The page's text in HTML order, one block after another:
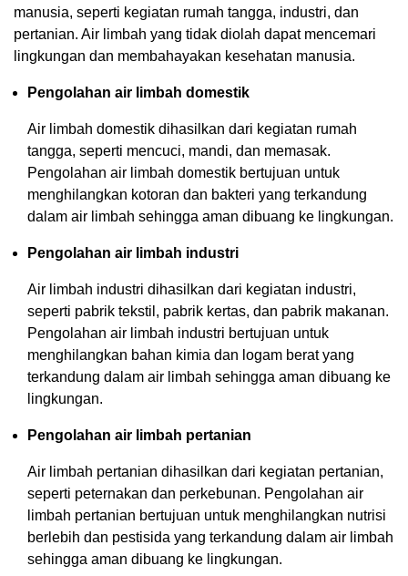
manusia, seperti kegiatan rumah tangga, industri, dan
pertanian. Air limbah yang tidak diolah dapat mencemari
lingkungan dan membahayakan kesehatan manusia.
Pengolahan air limbah domestik
Air limbah domestik dihasilkan dari kegiatan rumah
tangga, seperti mencuci, mandi, dan memasak.
Pengolahan air limbah domestik bertujuan untuk
menghilangkan kotoran dan bakteri yang terkandung
dalam air limbah sehingga aman dibuang ke lingkungan.
Pengolahan air limbah industri
Air limbah industri dihasilkan dari kegiatan industri,
seperti pabrik tekstil, pabrik kertas, dan pabrik makanan.
Pengolahan air limbah industri bertujuan untuk
menghilangkan bahan kimia dan logam berat yang
terkandung dalam air limbah sehingga aman dibuang ke
lingkungan.
Pengolahan air limbah pertanian
Air limbah pertanian dihasilkan dari kegiatan pertanian,
seperti peternakan dan perkebunan. Pengolahan air
limbah pertanian bertujuan untuk menghilangkan nutrisi
berlebih dan pestisida yang terkandung dalam air limbah
sehingga aman dibuang ke lingkungan.